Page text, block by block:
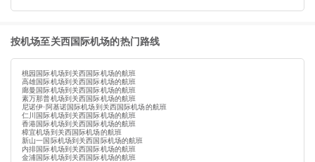
按机场至关西国际机场的热门路线
桃园国际机场到关西国际机场的航班
高雄国际机场到关西国际机场的航班
廊曼国际机场到关西国际机场的航班
素万那普机场到关西国际机场的航班
尼诺伊·阿基诺国际机场到关西国际机场的航班
仁川国际机场到关西国际机场的航班
香港国际机场到关西国际机场的航班
樟宜机场到关西国际机场的航班
新山一国际机场到关西国际机场的航班
内排国际机场到关西国际机场的航班
金浦国际机场到关西国际机场的航班